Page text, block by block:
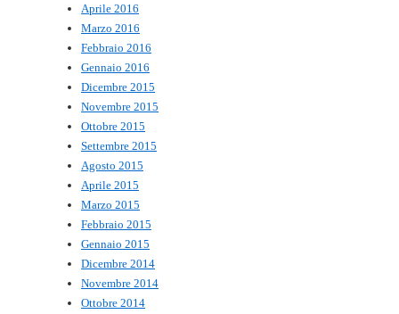
Aprile 2016
Marzo 2016
Febbraio 2016
Gennaio 2016
Dicembre 2015
Novembre 2015
Ottobre 2015
Settembre 2015
Agosto 2015
Aprile 2015
Marzo 2015
Febbraio 2015
Gennaio 2015
Dicembre 2014
Novembre 2014
Ottobre 2014